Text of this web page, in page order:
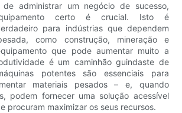
administrar um negócio de sucesso,
certo é crucial. Isto é
para indústrias que dependem
como construção, mineração e
que pode aumentar muito a
é um caminhão guindaste de
potentes são essenciais para
materiais pesados ​​– e, quando
podem fornecer uma solução acessível
procuram maximizar os seus recursos.